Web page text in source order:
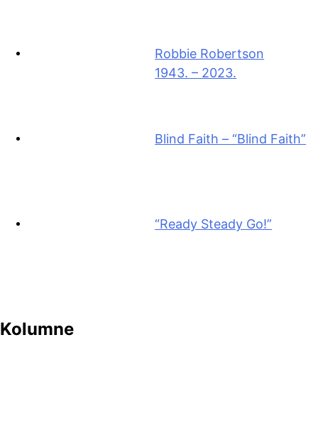
Robbie Robertson
1943. – 2023.
Blind Faith – “Blind Faith”
“Ready Steady Go!”
Kolumne